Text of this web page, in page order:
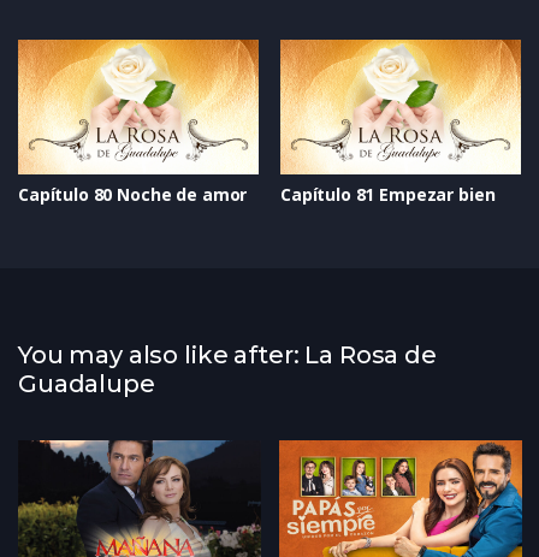
Capítulo 80 Noche de amor Capítulo 81 Empezar bien
You may also like after: La Rosa de
Guadalupe